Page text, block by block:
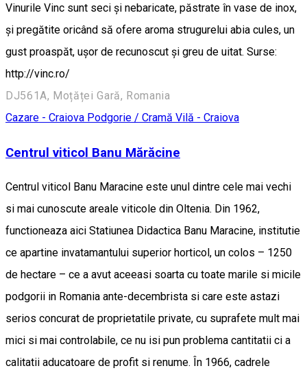
Vinurile Vinc sunt seci şi nebaricate, păstrate în vase de inox,
şi pregătite oricând să ofere aroma strugurelui abia cules, un
gust proaspăt, uşor de recunoscut şi greu de uitat. Surse:
http://vinc.ro/
DJ561A, Moțăței Gară, Romania
Cazare - Craiova Podgorie / Cramă Vilă - Craiova
Centrul viticol Banu Mărăcine
Centrul viticol Banu Maracine este unul dintre cele mai vechi
si mai cunoscute areale viticole din Oltenia. Din 1962,
functioneaza aici Statiunea Didactica Banu Maracine, institutie
ce apartine invatamantului superior horticol, un colos – 1250
de hectare – ce a avut aceeasi soarta cu toate marile si micile
podgorii in Romania ante-decembrista si care este astazi
serios concurat de proprietatile private, cu suprafete mult mai
mici si mai controlabile, ce nu isi pun problema cantitatii ci a
calitatii aducatoare de profit si renume. În 1966, cadrele